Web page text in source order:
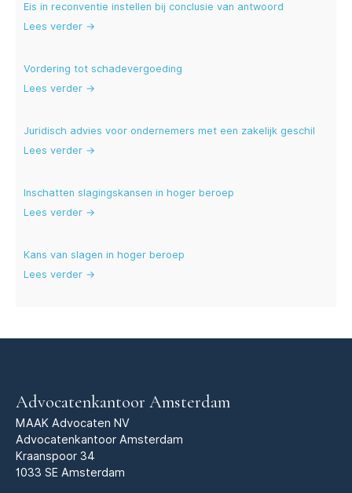
Eis in reconventie instellen bij conclusie van antwoord
Lees verder →
Vordering tot schadevergoeding
Lees verder →
Juridisch advies voor ondernemers met een zakelijk geschil
Lees verder →
Inschatten slagingskansen in hoger beroep
Lees verder →
Kans van slagen in hoger beroep
Lees verder →
Advocatenkantoor Amsterdam
MAAK Advocaten NV
Advocatenkantoor Amsterdam
Kraanspoor 34
1033 SE Amsterdam